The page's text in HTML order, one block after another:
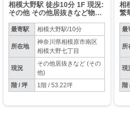
相模大野駅 徒歩10分 1F 現況:
その他 その他居抜きなど物件
最寄駅 相模大野駅/10分
所在地
神奈川県相模原市南区
相模大野七丁目
現況
その他居抜きなど (その
他)
階 / 坪
1階 / 53.22坪
相
繁
最
所
現
階